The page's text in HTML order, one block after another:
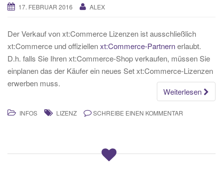
17. FEBRUAR 2016 ALEX
Der Verkauf von xt:Commerce Lizenzen ist ausschließlich
xt:Commerce und offiziellenxt:Commerce-Partnernerlaubt.
D.h. falls Sie Ihren xt:Commerce-Shop verkaufen, müssen Sie
einplanen das der Käufer ein neues Set xt:Commerce-Lizenzen
erwerben muss.
Weiterlesen
INFOS LIZENZ SCHREIBE EINEN KOMMENTAR